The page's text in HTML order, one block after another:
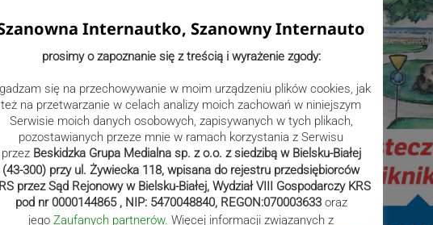
– mali i duzi –
15 czerwca przy
Spytkowicach
i wspieramy”,
w Spytkowicach. Firma
miejsc, w których
czas. Na spytkowickie
Internautko, Szanowny Internauto
prosimy o zapoznanie się z treścią i wyrażenie zgody:
się na przechowywanie w moim urządzeniu plików cookies, jak
też na przetwarzanie w celach analizy moich zachowań w niniejszym
Serwisie moich danych osobowych, zapisywanych w tych plikach,
pozostawianych przeze mnie w ramach korzystania z Serwisu
przez Beskidzka Grupa Medialna sp. z o.o. z siedzibą w Bielsku-Białej
(43-300) przy ul. Żywiecka 118, wpisana do rejestru przedsiębiorców
przez Sąd Rejonowy w Bielsku-Białej, Wydział VIII Gospodarczy KRS
pod nr 0000144865 , NIP: 5470048840, REGON:070003633 oraz
jego Zaufanych partnerów. Więcej informacji związanych z